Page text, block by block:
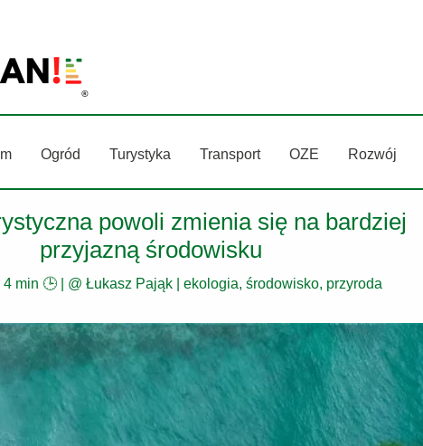
Ogród Turystyka Transport OZE Rozwój
powoli zmienia się na bardziej
przyjazną środowisku
4 min 🕒| @ Łukasz Pająk ekologia, środowisko, przyroda